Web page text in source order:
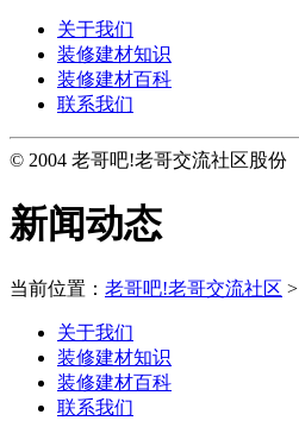
关于我们
装修建材知识
装修建材百科
联系我们
© 2004 老哥吧!老哥交流社区股份
新闻动态
当前位置： 老哥吧!老哥交流社区 >
关于我们
装修建材知识
装修建材百科
联系我们